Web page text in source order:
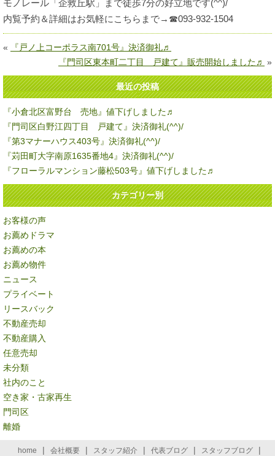
モノレール「企救丘駅」まで徒歩7分の好立地です(^^)/
内覧予約＆詳細はお気軽にこちらまで→☎093-932-1504
«
『戸ノ上コーポラス南701号』決済御礼♬
『門司区東本町二丁目 戸建て』販売開始しました♬ »
最近の投稿
『小倉北区富野台 売地』値下げしました♬
『門司区白野江四丁目 戸建て』決済御礼(^^)/
『第3マナーハウス403号』決済御礼(^^)/
『苅田町大字南原1635番地4』決済御礼(^^)/
『フローラルマンション藤松503号』値下げしました♬
カテゴリー別
お客様の声
お薦めドラマ
お薦めの本
お薦め物件
ニュース
プライベート
リースバック
不動産売却
不動産購入
任意売却
未分類
社内のこと
空き家・古家再生
門司区
離婚
home | 会社概要 | スタッフ紹介 | 代表ブログ | スタッフブログ |